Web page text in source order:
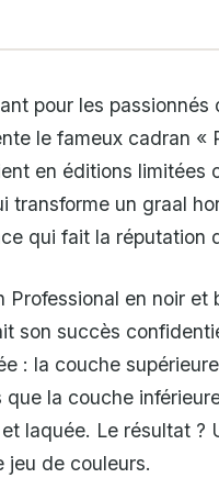
pour les passionnés
le fameux cadran «
en éditions limitées
un graal
qui fait la réputation
en noir et
son succès
: la couche
la couche
laquée. Le résultat ?
jeu de couleurs.